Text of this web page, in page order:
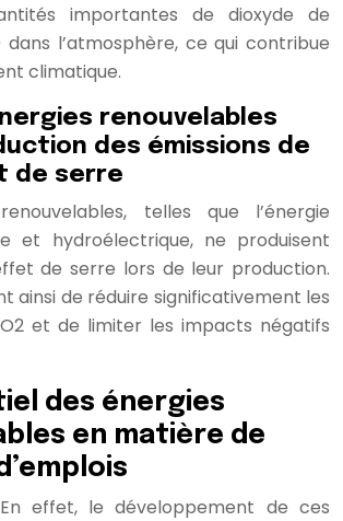
importantes de dioxyde de
l’atmosphère, ce qui contribue
climatique.
renouvelables
des émissions de
de serre
telles que l’énergie
et hydroélectrique, ne produisent
de serre lors de leur production.
ainsi de réduire significativement les
et de limiter les impacts négatifs
des énergies
en matière de
effet, le développement de ces